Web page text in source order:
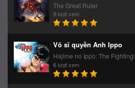
The Great Ruler
9 lượt xem
Võ sĩ quyền Anh Ippo
Hajime no Ippo: The Fighting!
6 lượt xem